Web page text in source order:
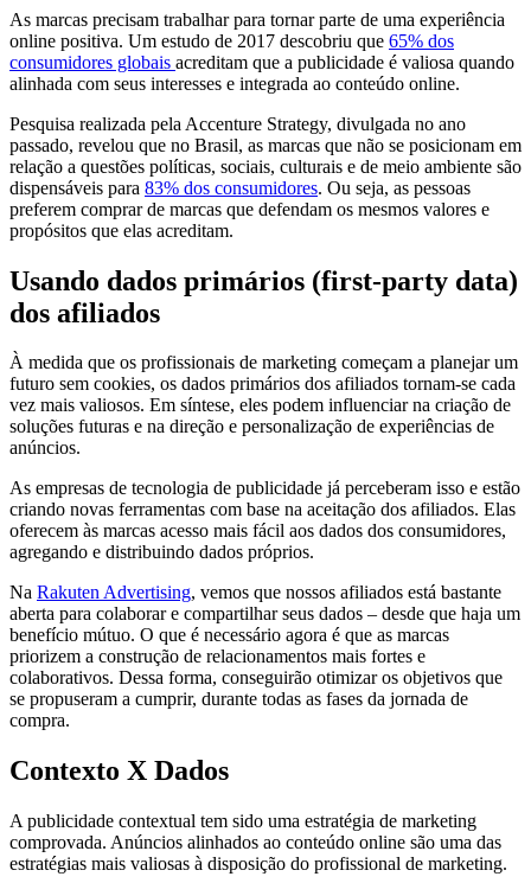
As marcas precisam trabalhar para tornar parte de uma experiência
online positiva. Um estudo de 2017 descobriu que 65% dos
consumidores globais acreditam que a publicidade é valiosa quando
alinhada com seus interesses e integrada ao conteúdo online.
Pesquisa realizada pela Accenture Strategy, divulgada no ano
passado, revelou que no Brasil, as marcas que não se posicionam em
relação a questões políticas, sociais, culturais e de meio ambiente são
dispensáveis para 83% dos consumidores. Ou seja, as pessoas
preferem comprar de marcas que defendam os mesmos valores e
propósitos que elas acreditam.
Usando dados primários (first-party data)
dos afiliados
À medida que os profissionais de marketing começam a planejar um
futuro sem cookies, os dados primários dos afiliados tornam-se cada
vez mais valiosos. Em síntese, eles podem influenciar na criação de
soluções futuras e na direção e personalização de experiências de
anúncios.
As empresas de tecnologia de publicidade já perceberam isso e estão
criando novas ferramentas com base na aceitação dos afiliados. Elas
oferecem às marcas acesso mais fácil aos dados dos consumidores,
agregando e distribuindo dados próprios.
Na Rakuten Advertising, vemos que nossos afiliados está bastante
aberta para colaborar e compartilhar seus dados – desde que haja um
benefício mútuo. O que é necessário agora é que as marcas
priorizem a construção de relacionamentos mais fortes e
colaborativos. Dessa forma, conseguirão otimizar os objetivos que
se propuseram a cumprir, durante todas as fases da jornada de
compra.
Contexto X Dados
A publicidade contextual tem sido uma estratégia de marketing
comprovada. Anúncios alinhados ao conteúdo online são uma das
estratégias mais valiosas à disposição do profissional de marketing.